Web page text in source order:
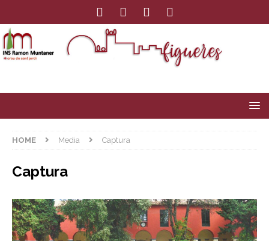
HOME Media Captura
Captura